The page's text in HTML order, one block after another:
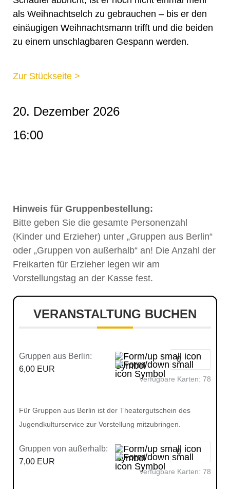
als Weihnachtselch zu gebrauchen – bis er den
einäugigen Weihnachtsmann trifft und die beiden
zu einem unschlagbaren Gespann werden.
Zur Stückseite >
20. Dezember 2026
16:00
Hinweis für Gruppenbestellung:
Bitte geben Sie die gesamte Personenzahl
(Kinder und Erzieher) unter „Gruppen aus Berlin“
oder „Gruppen von außerhalb“ an! Die Anzahl der
Freikarten für Erzieher legen wir am
Vorstellungstag an der Kasse fest.
VERANSTALTUNG BUCHEN
Gruppen aus Berlin:
6,00 EUR
Verfügbare Karten: 78
Für Gruppen aus Berlin ist der Theatergutschein des
Jugendkulturservice zur Vorstellung mitzubringen.
Gruppen von außerhalb:
7,00 EUR
Verfügbare Karten: 78